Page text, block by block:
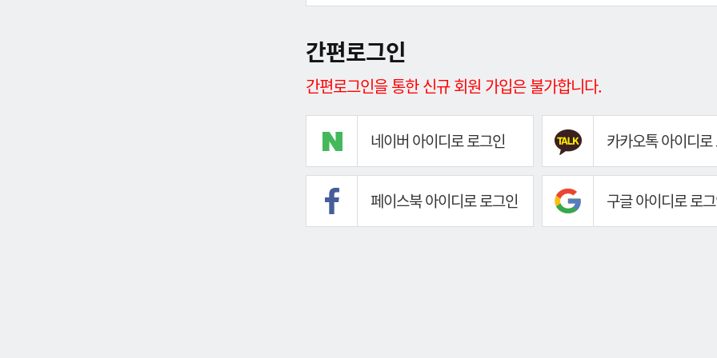
간편로그인
간편로그인을 통한 신규 회원 가입은 불가합니다.
네이버 아이디로 로그인 카카오톡 아이디로
페이스북 아이디로 로그인 구글 아이디로 로